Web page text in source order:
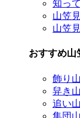
知っ
山笠
山笠
おすすめ山
飾り
舁き
追い
集団